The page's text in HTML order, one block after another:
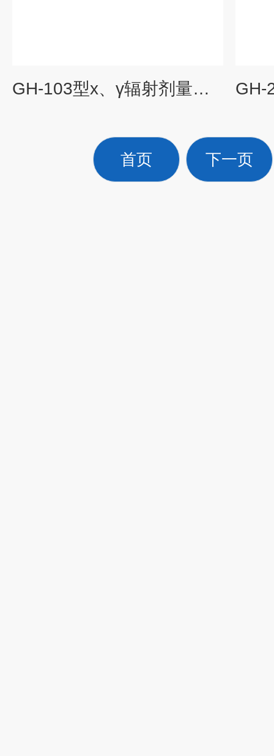
GH-103型x、γ辐射剂量率仪
首页 下一页